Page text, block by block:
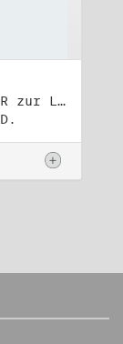
Titel: Wahlkommission der DDR zur Leitung der Wahl zur Volkskammer der DDR am 18. März 1990 (1) - (2)